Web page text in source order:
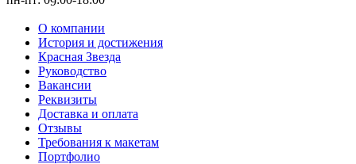
О компании
История и достижения
Красная Звезда
Руководство
Вакансии
Реквизиты
Доставка и оплата
Отзывы
Требования к макетам
Портфолио